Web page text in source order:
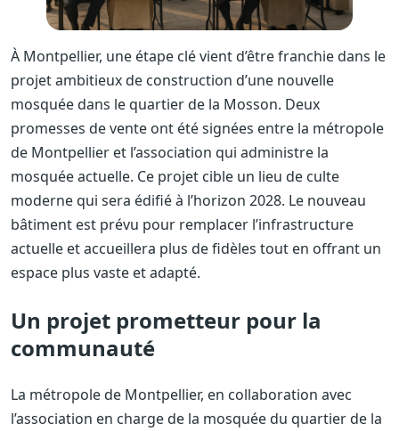
À Montpellier, une étape clé vient d’être franchie dans le
projet ambitieux de construction d’une nouvelle
mosquée dans le quartier de la Mosson. Deux
promesses de vente ont été signées entre la métropole
de Montpellier et l’association qui administre la
mosquée actuelle. Ce projet cible un lieu de culte
moderne qui sera édifié à l’horizon 2028. Le nouveau
bâtiment est prévu pour remplacer l’infrastructure
actuelle et accueillera plus de fidèles tout en offrant un
espace plus vaste et adapté.
Un projet prometteur pour la
communauté
La métropole de Montpellier, en collaboration avec
l’association en charge de la mosquée du quartier de la